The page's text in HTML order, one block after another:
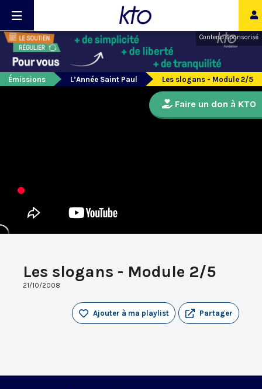
Contenu sponsorisé
Émissions L’Année Saint Paul Les slogans - Module 2/5
Les slogans - Module 2/5
21/10/2008
Partager
Ajouter à ma playlist
Faire un don à KTO